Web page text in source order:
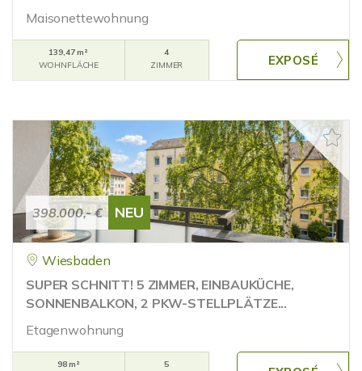
Maisonettewohnung
139,47 m²
WOHNFLÄCHE
4
ZIMMER
398.000,- € NEU
Wiesbaden
SUPER SCHNITT! 5 ZIMMER, EINBAUKÜCHE,
SONNENBALKON, 2 PKW-STELLPLÄTZE...
Etagenwohnung
98 m²
5